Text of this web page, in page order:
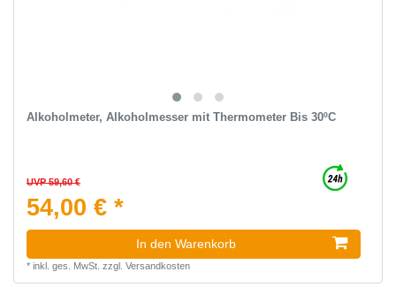
Alkoholmeter, Alkoholmesser mit Thermometer Bis 30ºC
UVP 59,60 €
54,00 € *
In den Warenkorb
* inkl. ges. MwSt. zzgl. Versandkosten